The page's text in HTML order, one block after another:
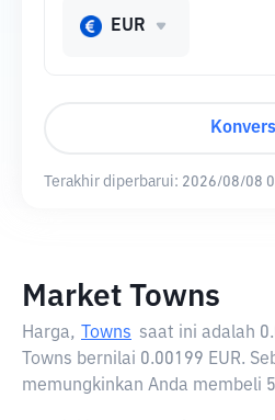
EUR
Terakhir diperbarui: 2026/08/08
Market Towns
Harga, Towns saat ini adalah
Towns bernilai 0.00199 EUR.
memungkinkan Anda membeli